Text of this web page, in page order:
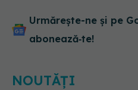
Urmărește-ne și pe
abonează‑te!
NOUTĂȚI